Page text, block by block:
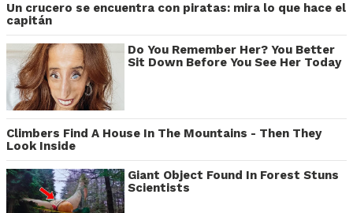
Un crucero se encuentra con piratas: mira lo que hace el
capitán
Do You Remember Her? You Better
Sit Down Before You See Her Today
Climbers Find A House In The Mountains - Then They
Look Inside
Giant Object Found In Forest Stuns
Scientists